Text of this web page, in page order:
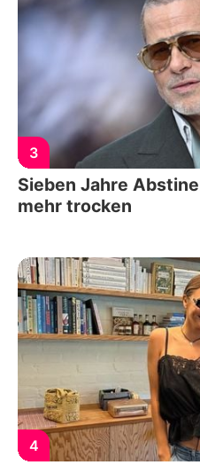
3
Sieben Jahre
mehr trocken
4